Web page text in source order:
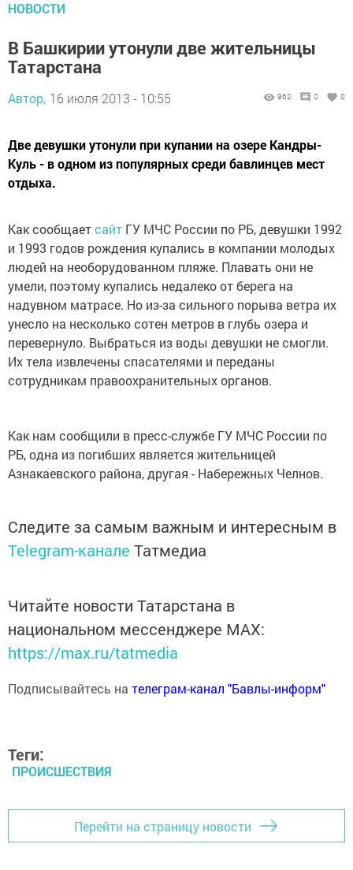
НОВОСТИ
В Башкирии утонули две жительницы
Татарстана
Автор, 16 июля 2013 - 10:55 962 0 0
Две девушки утонули при купании на озере Кандры-
Куль - в одном из популярных среди бавлинцев мест
отдыха.
Как сообщаетсайт ГУ МЧС России по РБ, девушки 1992
и 1993 годов рождения купались в компании молодых
людей на необорудованном пляже. Плавать они не
умели, поэтому купались недалеко от берега на
надувном матрасе. Но из-за сильного порыва ветра их
унесло на несколько сотен метров в глубь озера и
перевернуло. Выбраться из воды девушки не смогли.
Их тела извлечены спасателями и переданы
сотрудникам правоохранительных органов.
Как нам сообщили в пресс-службе ГУ МЧС России по
РБ, одна из погибших является жительницей
Азнакаевского района, другая - Набережных Челнов.
Следите за самым важным и интересным в
Telegram-канале Татмедиа
Читайте новости Татарстана в
национальном мессенджере MАХ:
https://max.ru/tatmedia
Подписывайтесь на телеграм-канал "Бавлы-информ"
Теги:
ПРОИСШЕСТВИЯ
Перейти на страницу новости